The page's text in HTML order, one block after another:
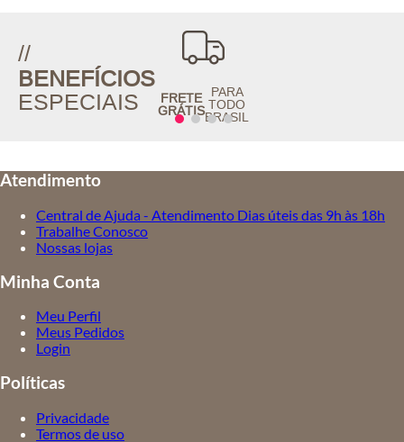
//
BENEFÍCIOS
ESPECIAIS
FRETE
GRÁTIS
PARA
TODO
BRASIL
Atendimento
Central de Ajuda - Atendimento Dias úteis das 9h às 18h
Trabalhe Conosco
Nossas lojas
Minha Conta
Meu Perfil
Meus Pedidos
Login
Políticas
Privacidade
Termos de uso